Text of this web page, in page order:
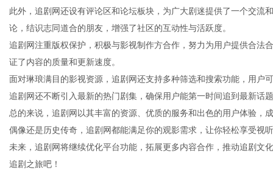
此外，追剧网还设有评论区和论坛板块，为广大剧迷提供了一个交流
论，结识志同道合的朋友，增强了社区的互动性与活跃度。
追剧网注重版权保护，积极与影视制作方合作，努力为用户提供合法
证了内容的质量和更新速度。
面对琳琅满目的影视资源，追剧网还支持多种筛选和搜索功能，用户
追剧网还不断引入最新的热门剧集，确保用户能第一时间追到最新话
总的来说，追剧网以其丰富的资源、优质的服务和出色的用户体验，
偶像还是历史传奇，追剧网都能满足你的观影需求，让你轻松享受视
未来，追剧网将继续优化平台功能，拓展更多内容合作，推动追剧文
追剧之旅吧！